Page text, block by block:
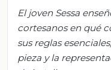
El joven Sessa
cortesanos en qué
sus reglas
pieza y la